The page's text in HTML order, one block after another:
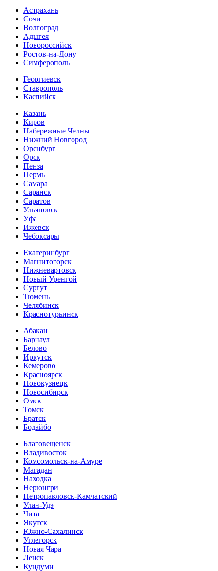
Астрахань
Сочи
Волгоград
Адыгея
Новороссийск
Ростов-на-Дону
Симферополь
Георгиевск
Ставрополь
Каспийск
Казань
Киров
Набережные Челны
Нижний Новгород
Оренбург
Орск
Пенза
Пермь
Самара
Саранск
Саратов
Ульяновск
Уфа
Ижевск
Чебоксары
Екатеринбург
Магнитогорск
Нижневартовск
Новый Уренгой
Сургут
Тюмень
Челябинск
Краснотурьинск
Абакан
Барнаул
Белово
Иркутск
Кемерово
Красноярск
Новокузнецк
Новосибирск
Омск
Томск
Братск
Бодайбо
Благовещенск
Владивосток
Комсомольск-на-Амуре
Магадан
Находка
Нерюнгри
Петропавловск-Камчатский
Улан-Удэ
Чита
Якутск
Южно-Сахалинск
Углегорск
Новая Чара
Ленск
Кундуми